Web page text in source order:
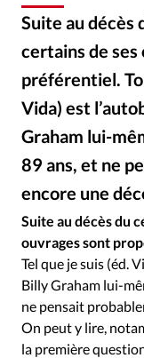
Faire un don
Emploi
Se connecter
Édition:
Tous les articles
Actualité
Dossier
Eglises
Opinions
Société
Tour du
Vécu
Vie
Suite au décès
certains de
préférentiel.
Vida) est
Graham lui-
89 ans, et ne
encore une
Suite au décès du
ouvrages sont
Tel que je suis (éd.
Billy Graham lui-
ne pensait
On peut y lire,
la première